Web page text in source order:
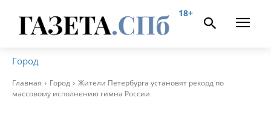
18+
Город
Главная Город
Жители Петербурга установят рекорд по
массовому исполнению гимна России